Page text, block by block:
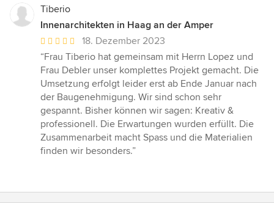
Tiberio
Innenarchitekten in Haag an der Amper
Durchschnittliche
Bewertung:
5
von
5
Sternen
18. Dezember 2023
“Frau Tiberio hat gemeinsam mit Herrn Lopez und
Frau Debler unser komplettes Projekt gemacht. Die
Umsetzung erfolgt leider erst ab Ende Januar nach
der Baugenehmigung. Wir sind schon sehr
gespannt. Bisher können wir sagen: Kreativ &
professionell. Die Erwartungen wurden erfüllt. Die
Zusammenarbeit macht Spass und die Materialien
finden wir besonders.”